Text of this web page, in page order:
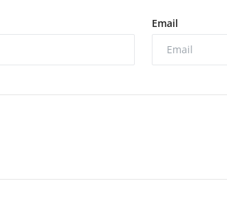
Email